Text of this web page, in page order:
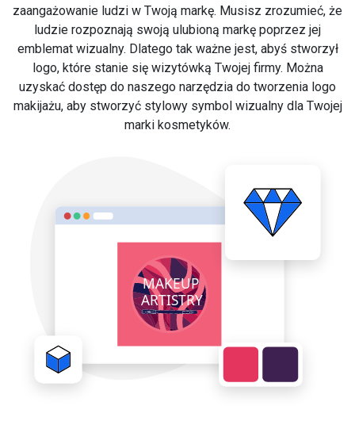
zaangażowanie ludzi w Twoją markę. Musisz zrozumieć, że
ludzie rozpoznają swoją ulubioną markę poprzez jej
emblemat wizualny. Dlatego tak ważne jest, abyś stworzył
logo, które stanie się wizytówką Twojej firmy. Można
uzyskać dostęp do naszego narzędzia do tworzenia logo
makijażu, aby stworzyć stylowy symbol wizualny dla Twojej
marki kosmetyków.